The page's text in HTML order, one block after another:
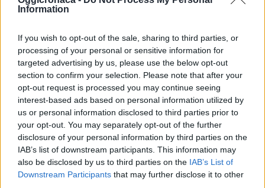
Information
If you wish to opt-out of the sale, sharing to third parties, or
processing of your personal or sensitive information for
targeted advertising by us, please use the below opt-out
section to confirm your selection. Please note that after your
opt-out request is processed you may continue seeing
interest-based ads based on personal information utilized by
us or personal information disclosed to third parties prior to
your opt-out. You may separately opt-out of the further
disclosure of your personal information by third parties on the
IAB’s list of downstream participants. This information may
also be disclosed by us to third parties on the IAB’s List of
Downstream Participants that may further disclose it to other